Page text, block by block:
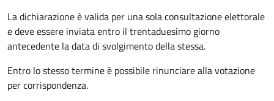
La dichiarazione è valida per una sola consultazione elettorale
e deve essere inviata entro il trentaduesimo giorno
antecedente la data di svolgimento della stessa.
Entro lo stesso termine è possibile rinunciare alla votazione
per corrispondenza.